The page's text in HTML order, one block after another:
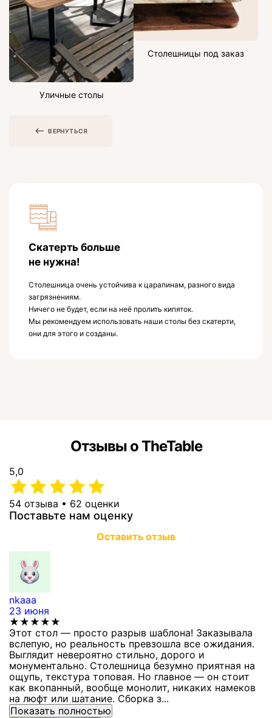
Уличные столы
Столешницы под заказ
ВЕРНУТЬСЯ
Скатерть больше
не нужна!
Столешница очень устойчива к царапинам, разного вида
загрязнениям.
Ничего не будет, если на неё пролить кипяток.
Мы рекомендуем использовать наши столы без скатерти,
они для этого и созданы.
Отзывы о TheTable
5,0
54 отзыва • 62 оценки
Поставьте нам оценку
Оставить отзыв
nkaaa
23 июня
★★★★★
Этот стол — просто разрыв шаблона! Заказывала
вслепую, но реальность превзошла все ожидания.
Выглядит невероятно стильно, дорого и
монументально. Столешница безумно приятная на
ощупь, текстура топовая. Но главное — он стоит
как вкопанный, вообще монолит, никаких намеков
на люфт или шатание. Сборка з...
Показать полностью